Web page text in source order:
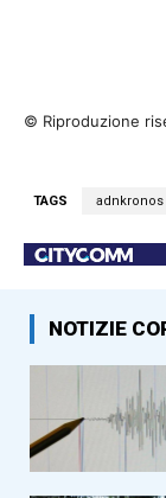
© Riproduzione
TAGS adnkronos
NOTIZIE